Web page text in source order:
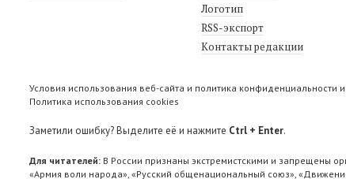
Логотип
RSS-экспорт
Контакты редакции
Условия использования веб-сайта и политика конфиденциальности
Политика использования cookies
Заметили ошибку? Выделите её и нажмите Ctrl + Enter.
Для читателей: В России признаны экстремистскими и запрещены
«Армия воли народа», «Русский общенациональный союз»,